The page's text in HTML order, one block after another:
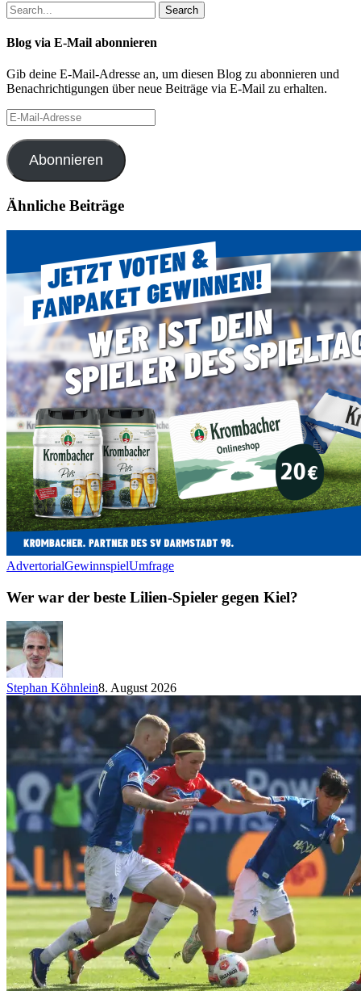
Search
Blog via E-Mail abonnieren
Gib deine E-Mail-Adresse an, um diesen Blog zu abonnieren und
Benachrichtigungen über neue Beiträge via E-Mail zu erhalten.
E-
Mail-
Adresse
Abonnieren
Ähnliche Beiträge
AdvertorialGewinnspielUmfrage
Wer war der beste Lilien-Spieler gegen Kiel?
Stephan Köhnlein8. August 2026